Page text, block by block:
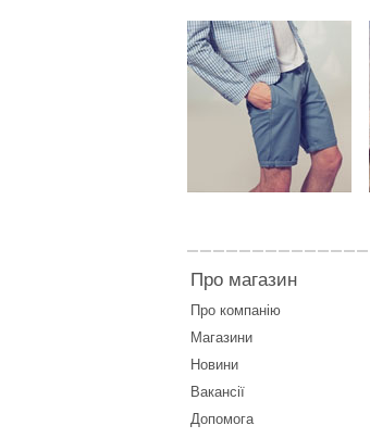
Про магазин
Про компанію
Магазини
Новини
Вакансії
Допомога